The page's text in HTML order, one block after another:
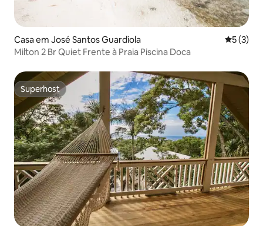
Casa em José Santos Guardiola
5 (3)
Milton 2 Br Quiet Frente à Praia Piscina Doca
Superhost
Superhost